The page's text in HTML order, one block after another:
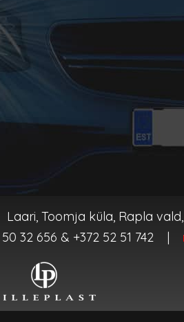
Laari, Toomja küla, Rapla vald,
32 656 & +372 52 51 742 |